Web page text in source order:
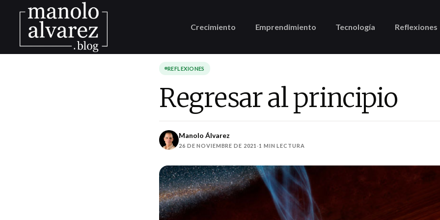
Crecimiento Emprendimiento Tecnología Reflexiones
REFLEXIONES
Regresar al principio
Manolo Álvarez
26 DE NOVIEMBRE DE 2021·1 MIN LECTURA